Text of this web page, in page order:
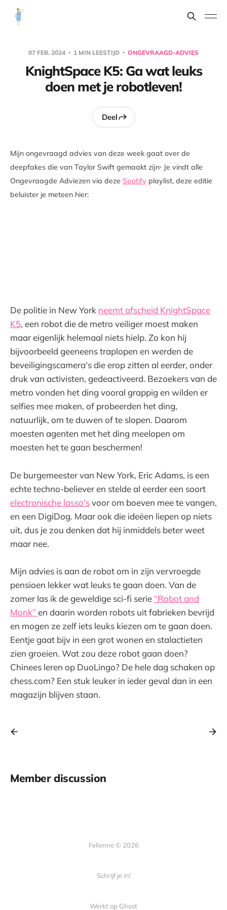
07 FEB. 2024 1 MIN LEESTIJD ONGEVRAAGD-ADVIES
KnightSpace K5: Ga wat leuks
doen met je robotleven!
Deel
Mijn ongevraagd advies van deze week gaat over de
deepfakes die van Taylor Swift gemaakt zijn. Je vindt alle
Ongevraagde Adviezen via deze Spotify playlist, deze editie
beluister je meteen hier:
De politie in New York neemt afscheid KnightSpace
K5, een robot die de metro veiliger moest maken
maar eigenlijk helemaal niets hielp. Zo kon hij
bijvoorbeeld geeneens traplopen en werden de
beveiligingscamera's die erop zitten al eerder, onder
druk van activisten, gedeactiveerd. Bezoekers van de
metro vonden het ding vooral grappig en wilden er
selfies mee maken, of probeerden het ding,
natuurlijk, om te duwen of te slopen. Daarom
moesten agenten met het ding meelopen om
moesten het te gaan beschermen!
De burgemeester van New York, Eric Adams, is een
echte techno-believer en stelde al eerder een soort
electronische lasso'svoor om boeven mee te vangen,
en een DigiDog. Maar ook die ideëen liepen op niets
uit, dus je zou denken dat hij inmiddels beter weet
maar nee.
Mijn advies is aan de robot om in zijn vervroegde
pensioen lekker wat leuks te gaan doen. Van de
zomer las ik de geweldige sci-fi serie “Robot and
Monk” en daarin worden robots uit fabrieken bevrijd
en mogen ze zelf iets leuks kiezen om te gaan doen.
Eentje gaat bijv in een grot wonen en stalactieten
zien groeien. Wat zou deze robot gaan doen?
Chinees leren op DuoLingo? De hele dag schaken op
chess.com? Een stuk leuker in ieder geval dan in een
magazijn blijven staan.
Member discussion
Felienne © 2026
Schrijf je in!
Werkt op Ghost